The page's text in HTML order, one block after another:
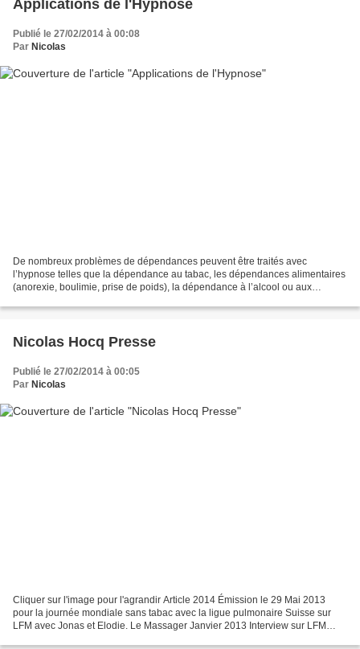
Applications de l'Hypnose
Publié le 27/02/2014 à 00:08
Par Nicolas
De nombreux problèmes de dépendances peuvent être traités avec
l’hypnose telles que la dépendance au tabac, les dépendances alimentaires
(anorexie, boulimie, prise de poids), la dépendance à l’alcool ou aux
Nicolas Hocq Presse
Publié le 27/02/2014 à 00:05
Par Nicolas
Cliquer sur l'image pour l'agrandir Article 2014 Émission le 29 Mai 2013
pour la journée mondiale sans tabac avec la ligue pulmonaire Suisse sur
LFM avec Jonas et Elodie. Le Massager Janvier 2013 Interview sur LFM